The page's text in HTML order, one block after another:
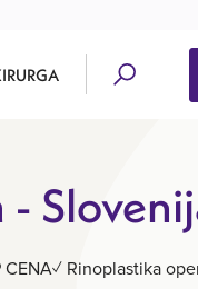
-
Rinoplastika